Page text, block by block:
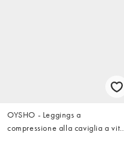
OYSHO - Leggings a
compressione alla caviglia a vita